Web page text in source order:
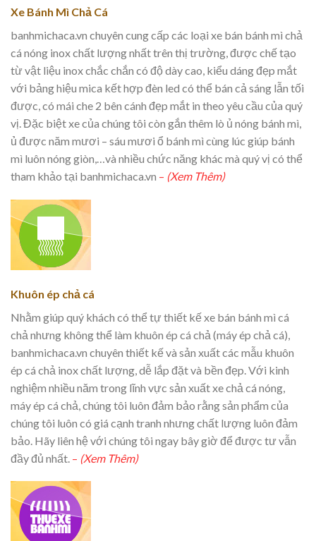
Xe Bánh Mì Chả Cá
banhmichaca.vn chuyên cung cấp các loại xe bán bánh mì chả
cá nóng inox chất lượng nhất trên thị trường, được chế tạo
từ vật liệu inox chắc chắn có độ dày cao, kiểu dáng đẹp mắt
với bảng hiệu mica kết hợp đèn led có thể bán cả sáng lẫn tối
được, có mái che 2 bên cánh đẹp mắt in theo yêu cầu của quý
vị. Đặc biệt xe của chúng tôi còn gắn thêm lò ủ nóng bánh mì,
ủ được năm mươi – sáu mươi ổ bánh mì cùng lúc giúp bánh
mì luôn nóng giòn,…và nhiều chức năng khác mà quý vị có thể
tham khảo tại banhmichaca.vn – (Xem Thêm)
Khuôn ép chả cá
Nhằm giúp quý khách có thể tự thiết kế xe bán bánh mì cá
chả nhưng không thể làm khuôn ép cá chả (máy ép chả cá),
banhmichaca.vn chuyên thiết kế và sản xuất các mẫu khuôn
ép cá chả inox chất lượng, dễ lắp đặt và bền đẹp. Với kinh
nghiệm nhiều năm trong lĩnh vực sản xuất xe chả cá nóng,
máy ép cá chả, chúng tôi luôn đảm bảo rằng sản phẩm của
chúng tôi luôn có giá cạnh tranh nhưng chất lượng luôn đảm
bảo. Hãy liên hệ với chúng tôi ngay bây giờ để được tư vẫn
đầy đủ nhất. – (Xem Thêm)